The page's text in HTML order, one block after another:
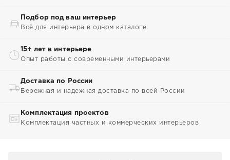
Подбор под ваш интерьер
Всё для интерьера в одном каталоге
15+ лет в интерьере
Опыт работы с современными интерьерами
Доставка по России
Бережная и надежная доставка по всей России
Комплектация проектов
Комплектация частных и коммерческих интерьеров